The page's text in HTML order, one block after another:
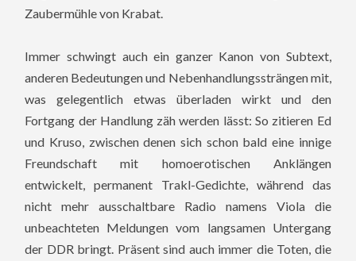
Zaubermühle von Krabat.
Immer schwingt auch ein ganzer Kanon von Subtext,
anderen Bedeutungen und Nebenhandlungssträngen mit,
was gelegentlich etwas überladen wirkt und den
Fortgang der Handlung zäh werden lässt: So zitieren Ed
und Kruso, zwischen denen sich schon bald eine innige
Freundschaft mit homoerotischen Anklängen
entwickelt, permanent Trakl-Gedichte, während das
nicht mehr ausschaltbare Radio namens Viola die
unbeachteten Meldungen vom langsamen Untergang
der DDR bringt. Präsent sind auch immer die Toten, die